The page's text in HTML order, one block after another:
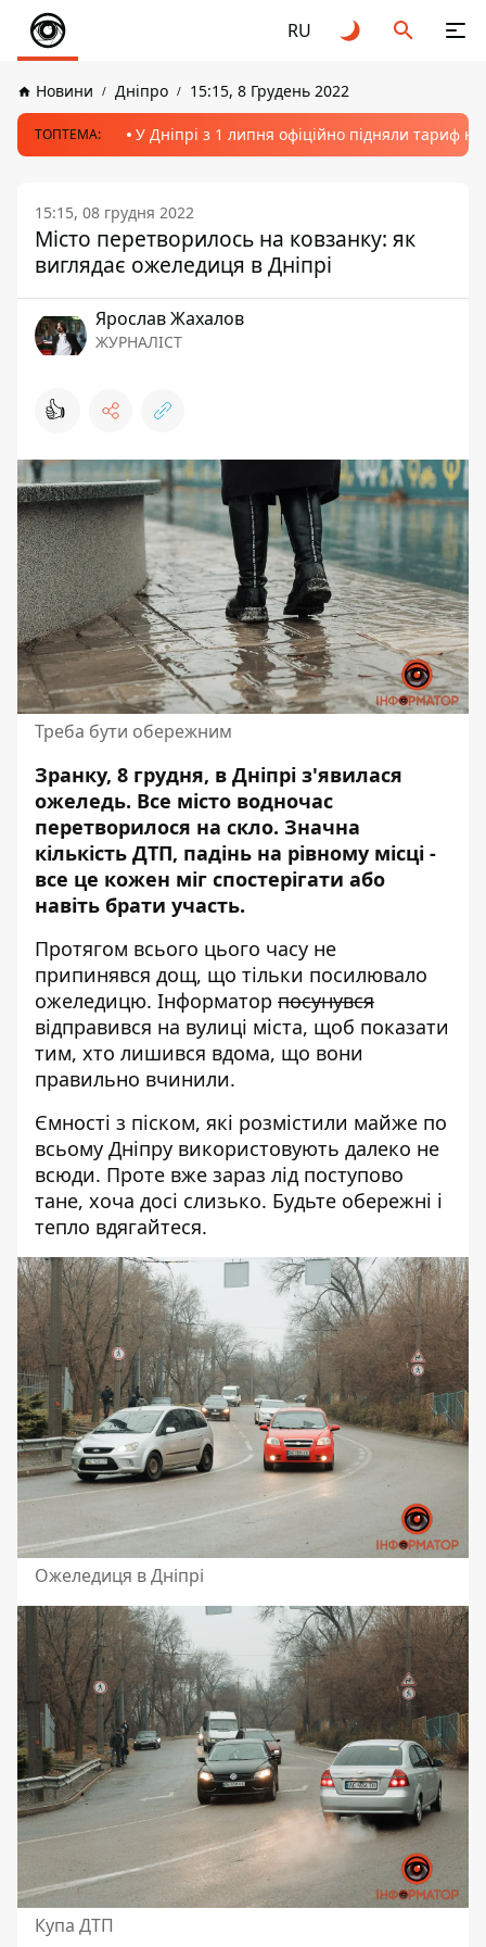
RU
Новини Дніпро 15:15, 8 Грудень 2022
ТОПТЕМА: У Дніпрі з 1 липня офіційно підняли тариф
15:15, 08 грудня 2022
Місто перетворилось на ковзанку: як
виглядає ожеледиця в Дніпрі
Ярослав Жахалов
ЖУРНАЛІСТ
👍
Треба бути обережним
Зранку, 8 грудня, в Дніпрі з'явилася
ожеледь. Все місто водночас
перетворилося на скло. Значна
кількість ДТП, падінь на рівному місці -
все це кожен міг спостерігати або
навіть брати участь.
Протягом всього цього часу не
припинявся дощ, що тільки посилювало
ожеледицю. Інформатор посунувся
відправився на вулиці міста, щоб показати
тим, хто лишився вдома, що вони
правильно вчинили.
Ємності з піском, які розмістили майже по
всьому Дніпру використовують далеко не
всюди. Проте вже зараз лід поступово
тане, хоча досі слизько. Будьте обережні і
тепло вдягайтеся.
Ожеледиця в Дніпрі
Купа ДТП